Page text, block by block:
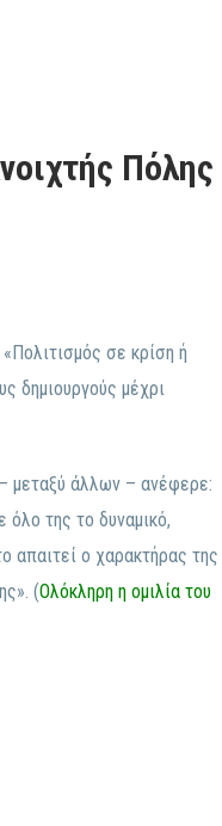
Πόλης
σε κρίση ή
δημιουργούς μέχρι
μεταξύ άλλων – ανέφερε:
όλο της το δυναμικό,
απαιτεί ο χαρακτήρας της
(Ολόκληρη η ομιλία του